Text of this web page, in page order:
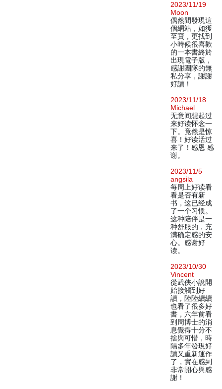
2023/11/19
Moon
偶然間發現這
個網站，如獲
至寶，更找到
小時候很喜歡
的一本書終於
出現電子版，
感謝團隊的無
私分享，謝謝
好讀！
2023/11/18
Michael
无意间想起过
来好读怀念一
下。竟然是惊
喜！好读活过
来了！感恩 感
谢。
2023/11/5
angsila
每周上好读看
看是否有新
书，这已经成
了一个习惯。
这种陪伴是一
种舒服的，充
满确定感的安
心。感谢好
读。
2023/10/30
Vincent
從武俠小說開
始接觸到好
讀，陸陸續續
也看了很多好
書，六年前看
到周博士的消
息覺得十分不
捨與可惜，時
隔多年發現好
讀又重新運作
了，實在感到
非常開心與感
謝！